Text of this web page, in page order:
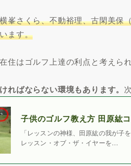
峯さくら、不動裕理、古閑美保
ます。
住はゴルフ上達の利点と考えられ
ればならない環境もあります。
子供のゴルフ教え方 田原紘
「レッスンの神様、田原紘の我が子
レッスン・オブ・ザ・イヤーを…